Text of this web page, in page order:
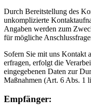
Durch Bereitstellung des
unkomplizierte
Angaben werden zum
für mögliche
Sofern Sie mit uns Kontakt
erfragen, erfolgt die
eingegebenen Daten zur
Maßnahmen (Art. 6 Abs. 1
Empfänger: